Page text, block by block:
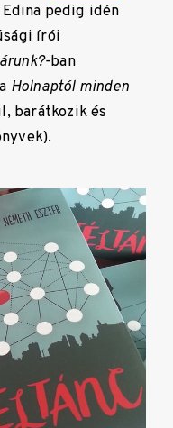
pedig idén
írói
ban
Holnaptól minden
barátkozik és